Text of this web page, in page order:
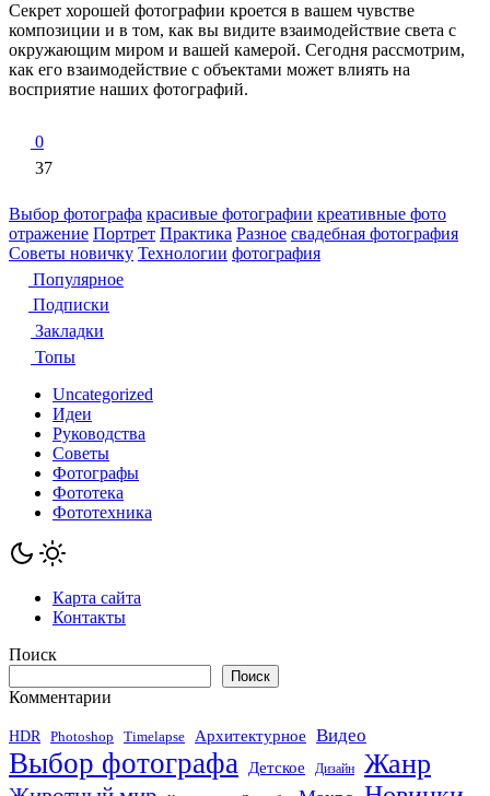
Секрет хорошей фотографии кроется в вашем чувстве
композиции и в том, как вы видите взаимодействие света с
окружающим миром и вашей камерой. Сегодня рассмотрим,
как его взаимодействие с объектами может влиять на
восприятие наших фотографий.
0
37
Выбор фотографа красивые фотографии креативные фото
отражение Портрет Практика Разное свадебная фотография
Советы новичку Технологии фотография
Популярное
Подписки
Закладки
Топы
Uncategorized
Идеи
Руководства
Советы
Фотографы
Фототека
Фототехника
Карта сайта
Контакты
Поиск
Поиск
Комментарии
HDR Photoshop Timelapse Архитектурное Видео
Выбор фотографа Детское Дизайн Жанр